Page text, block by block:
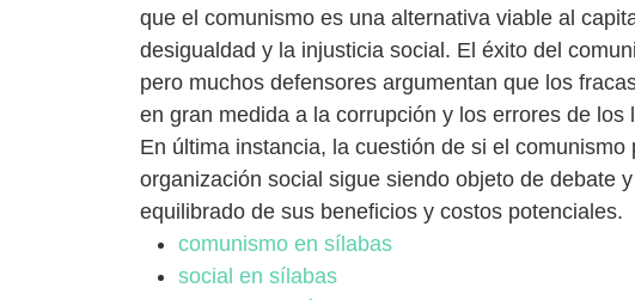
que el comunismo es una alternativa viable al
desigualdad y la injusticia social. El éxito del
pero muchos defensores argumentan que los
en gran medida a la corrupción y los errores de
En última instancia, la cuestión de si el
organización social sigue siendo objeto de debate
equilibrado de sus beneficios y costos potenciales.
comunismo en sílabas
social en sílabas